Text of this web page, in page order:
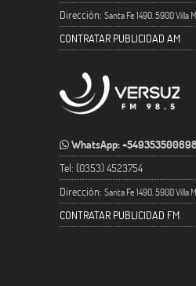
Dirección: Santa Fe 1490. 5900 Villa
CONTRATAR PUBLICIDAD AM
WhatsApp:
Tel: (0353) 4523754
Dirección: Santa Fe 1490. 5900 Villa
CONTRATAR PUBLICIDAD FM